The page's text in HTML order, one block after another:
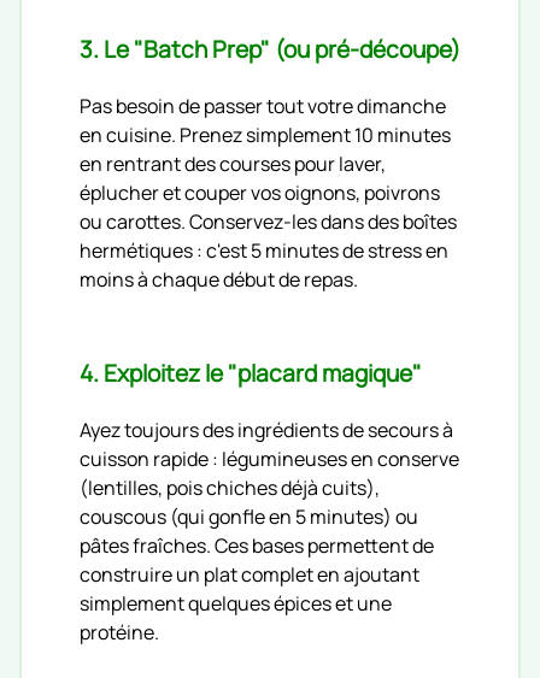
3. Le "Batch Prep" (ou pré-découpe)
Pas besoin de passer tout votre dimanche
en cuisine. Prenez simplement 10 minutes
en rentrant des courses pour laver,
éplucher et couper vos oignons, poivrons
ou carottes. Conservez-les dans des boîtes
hermétiques : c'est 5 minutes de stress en
moins à chaque début de repas.
4. Exploitez le "placard magique"
Ayez toujours des ingrédients de secours à
cuisson rapide : légumineuses en conserve
(lentilles, pois chiches déjà cuits),
couscous (qui gonfle en 5 minutes) ou
pâtes fraîches. Ces bases permettent de
construire un plat complet en ajoutant
simplement quelques épices et une
protéine.